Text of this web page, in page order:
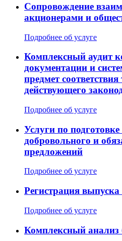
Сопровождение
акционерами и
Подробнее об услуге
Комплексный аудит
документации и
предмет
действующего
Подробнее об услуге
Услуги по
добровольного и
предложений
Подробнее об услуге
Регистрация
Подробнее об услуге
Комплексный анализ